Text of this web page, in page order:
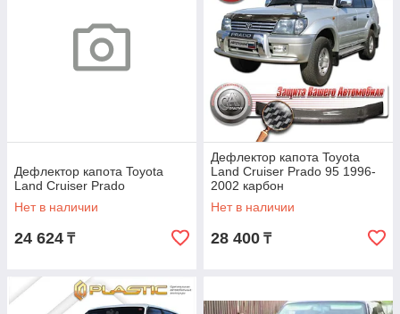
Дефлектор капота Toyota
Land Cruiser Prado
Нет в наличии
24 624 ₸
Дефлектор капота Toyota
Land Cruiser Prado 95 1996-
2002 карбон
Нет в наличии
28 400 ₸